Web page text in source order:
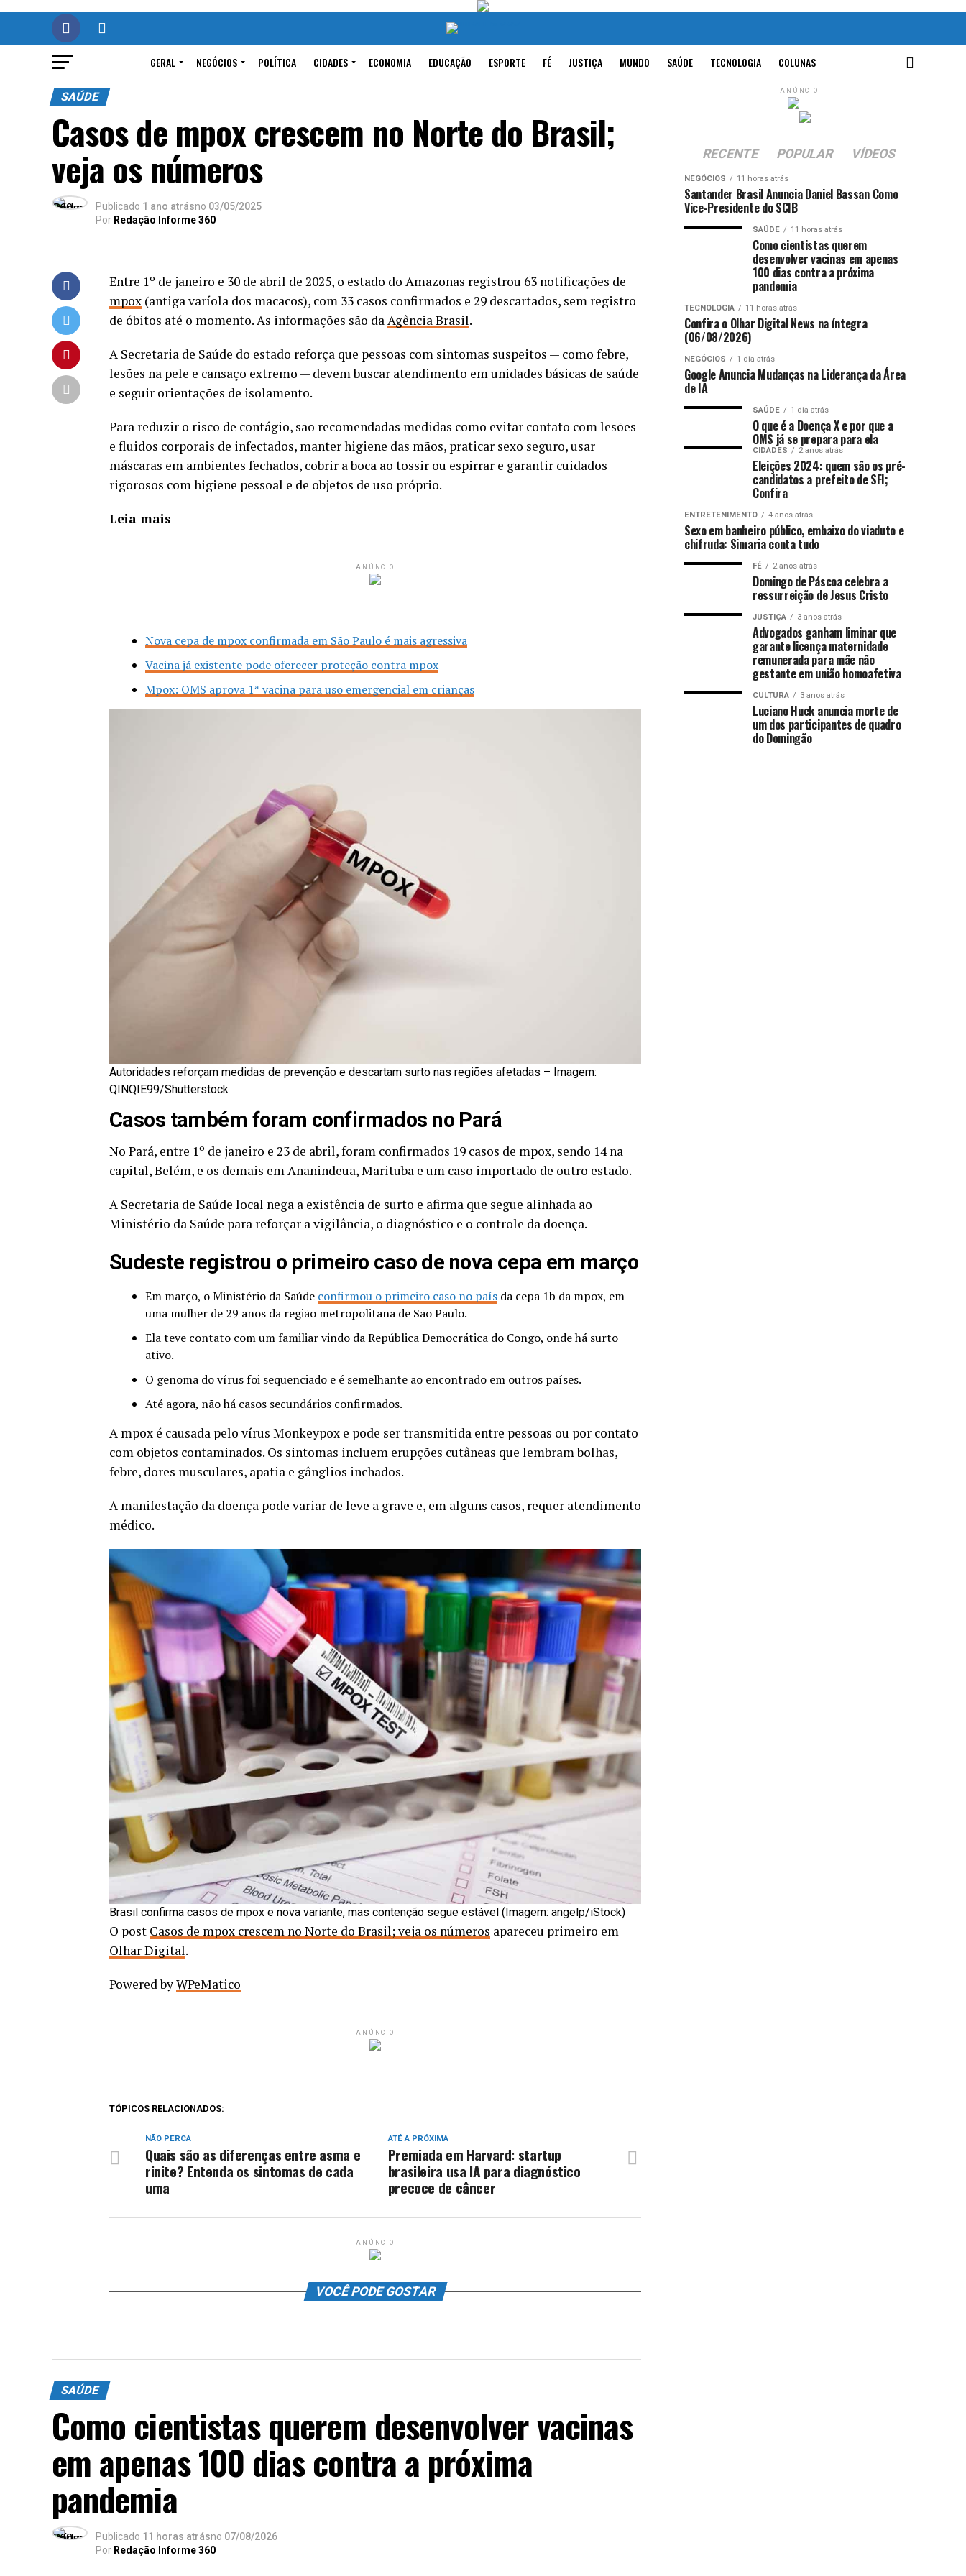
GERAL NEGÓCIOS POLÍTICA CIDADES ECONOMIA EDUCAÇÃO ESPORTE FÉ JUSTIÇA MUNDO SAÚDE TECNOLOGIA COLUNAS
SAÚDE
Casos de mpox crescem no Norte do Brasil;
veja os números
Publicado 1 ano atrásno 03/05/2025
Por Redação Informe 360
Entre 1º de janeiro e 30 de abril de 2025, o estado do Amazonas registrou 63 notificações de
mpox (antiga varíola dos macacos), com 33 casos confirmados e 29 descartados, sem registro
de óbitos até o momento. As informações são daAgência Brasil.
A Secretaria de Saúde do estado reforça que pessoas com sintomas suspeitos — como febre,
lesões na pele e cansaço extremo — devem buscar atendimento em unidades básicas de saúde
e seguir orientações de isolamento.
Para reduzir o risco de contágio, são recomendadas medidas como evitar contato com lesões
e fluidos corporais de infectados, manter higiene das mãos, praticar sexo seguro, usar
máscaras em ambientes fechados, cobrir a boca ao tossir ou espirrar e garantir cuidados
rigorosos com higiene pessoal e de objetos de uso próprio.
Leia mais
ANÚNCIO
Nova cepa de mpox confirmada em São Paulo é mais agressiva
Vacina já existente pode oferecer proteção contra mpox
Mpox: OMS aprova 1ª vacina para uso emergencial em crianças
Autoridades reforçam medidas de prevenção e descartam surto nas regiões afetadas – Imagem:
QINQIE99/Shutterstock
Casos também foram confirmados no Pará
No Pará, entre 1º de janeiro e 23 de abril, foram confirmados 19 casos de mpox, sendo 14 na
capital, Belém, e os demais em Ananindeua, Marituba e um caso importado de outro estado.
A Secretaria de Saúde local nega a existência de surto e afirma que segue alinhada ao
Ministério da Saúde para reforçar a vigilância, o diagnóstico e o controle da doença.
Sudeste registrou o primeiro caso de nova cepa em março
Em março, o Ministério da Saúde confirmou o primeiro caso no país da cepa 1b da mpox, em
uma mulher de 29 anos da região metropolitana de São Paulo.
Ela teve contato com um familiar vindo da República Democrática do Congo, onde há surto
ativo.
O genoma do vírus foi sequenciado e é semelhante ao encontrado em outros países.
Até agora, não há casos secundários confirmados.
A mpox é causada pelo vírus Monkeypox e pode ser transmitida entre pessoas ou por contato
com objetos contaminados. Os sintomas incluem erupções cutâneas que lembram bolhas,
febre, dores musculares, apatia e gânglios inchados.
A manifestação da doença pode variar de leve a grave e, em alguns casos, requer atendimento
médico.
Brasil confirma casos de mpox e nova variante, mas contenção segue estável (Imagem: angelp/iStock)
O post Casos de mpox crescem no Norte do Brasil; veja os números apareceu primeiro em
Olhar Digital.
Powered byWPeMatico
ANÚNCIO
TÓPICOS RELACIONADOS:
ATÉ A PRÓXIMA
Premiada em Harvard: startup
brasileira usa IA para diagnóstico
precoce de câncer
NÃO PERCA
Quais são as diferenças entre asma e
rinite? Entenda os sintomas de cada
uma
ANÚNCIO
VOCÊ PODE GOSTAR
SAÚDE
Como cientistas querem desenvolver vacinas
em apenas 100 dias contra a próxima
pandemia
Publicado 11 horas atrásno 07/08/2026
Por Redação Informe 360
ANÚNCIO
RECENTE POPULAR VÍDEOS
NEGÓCIOS 11 horas atrás
Santander Brasil Anuncia Daniel Bassan Como
Vice-Presidente do SCIB
SAÚDE 11 horas atrás
Como cientistas querem
desenvolver vacinas em apenas
100 dias contra a próxima
pandemia
TECNOLOGIA 11 horas atrás
Confira o Olhar Digital News na íntegra
(06/08/2026)
NEGÓCIOS 1 dia atrás
Google Anuncia Mudanças na Liderança da Área
de IA
SAÚDE 1 dia atrás
O que é a Doença X e por que a
OMS já se prepara para ela
CIDADES 2 anos atrás
Eleições 2024: quem são os pré-
candidatos a prefeito de SFI;
Confira
ENTRETENIMENTO 4 anos atrás
Sexo em banheiro público, embaixo do viaduto e
chifruda: Simaria conta tudo
FÉ 2 anos atrás
Domingo de Páscoa celebra a
ressurreição de Jesus Cristo
JUSTIÇA 3 anos atrás
Advogados ganham liminar que
garante licença maternidade
remunerada para mãe não
gestante em união homoafetiva
CULTURA 3 anos atrás
Luciano Huck anuncia morte de
um dos participantes de quadro
do Domingão